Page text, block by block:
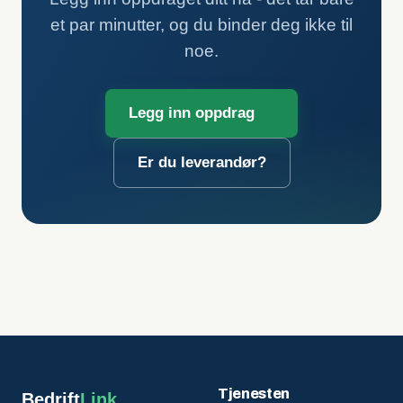
et par minutter, og du binder deg ikke til
noe.
Legg inn oppdrag
Er du leverandør?
Tjenesten